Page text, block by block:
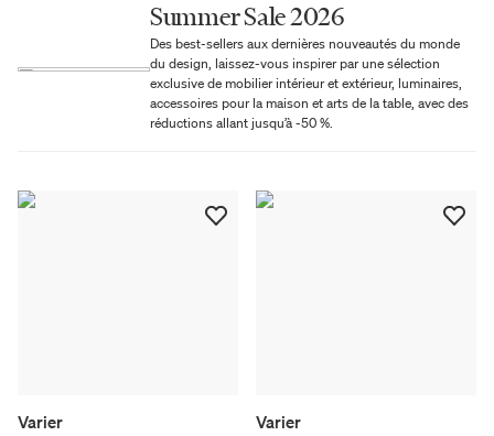
Summer Sale 2026
Des best-sellers aux dernières nouveautés du monde
du design, laissez-vous inspirer par une sélection
exclusive de mobilier intérieur et extérieur, luminaires,
accessoires pour la maison et arts de la table, avec des
réductions allant jusqu’à -50 %.
Varier
Varier